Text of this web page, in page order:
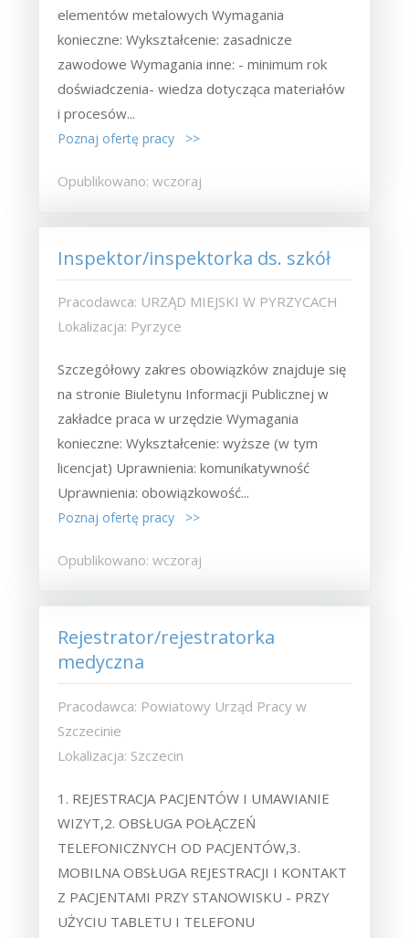
elementów metalowych Wymagania
konieczne: Wykształcenie: zasadnicze
zawodowe Wymagania inne: - minimum rok
doświadczenia- wiedza dotycząca materiałów
i procesów...
Poznaj ofertę pracy >>
Opublikowano: wczoraj
Inspektor/inspektorka ds. szkół
Pracodawca: URZĄD MIEJSKI W PYRZYCACH
Lokalizacja: Pyrzyce
Szczegółowy zakres obowiązków znajduje się
na stronie Biuletynu Informacji Publicznej w
zakładce praca w urzędzie Wymagania
konieczne: Wykształcenie: wyższe (w tym
licencjat) Uprawnienia: komunikatywność
Uprawnienia: obowiązkowość...
Poznaj ofertę pracy >>
Opublikowano: wczoraj
Rejestrator/rejestratorka
medyczna
Pracodawca: Powiatowy Urząd Pracy w
Szczecinie
Lokalizacja: Szczecin
1. REJESTRACJA PACJENTÓW I UMAWIANIE
WIZYT,2. OBSŁUGA POŁĄCZEŃ
TELEFONICZNYCH OD PACJENTÓW,3.
MOBILNA OBSŁUGA REJESTRACJI I KONTAKT
Z PACJENTAMI PRZY STANOWISKU - PRZY
UŻYCIU TABLETU I TELEFONU